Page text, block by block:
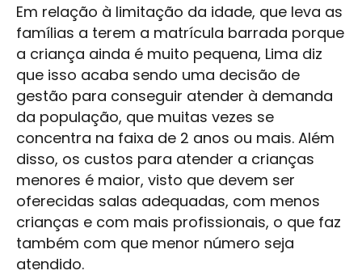
Em relação à limitação da idade, que leva as
famílias a terem a matrícula barrada porque
a criança ainda é muito pequena, Lima diz
que isso acaba sendo uma decisão de
gestão para conseguir atender à demanda
da população, que muitas vezes se
concentra na faixa de 2 anos ou mais. Além
disso, os custos para atender a crianças
menores é maior, visto que devem ser
oferecidas salas adequadas, com menos
crianças e com mais profissionais, o que faz
também com que menor número seja
atendido.